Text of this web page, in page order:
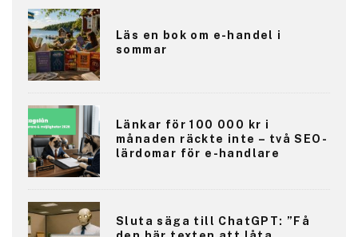
Läs en bok om e-handel i
sommar
Länkar för 100 000 kr i
månaden räckte inte – två SEO-
lärdomar för e-handlare
Sluta säga till ChatGPT: ”Få